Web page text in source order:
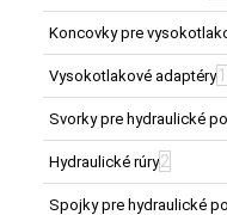
Koncovky pre
Vysokotlakové adaptéry
Svorky pre hydraulické
Hydraulické rúry2
Spojky pre hydraulické